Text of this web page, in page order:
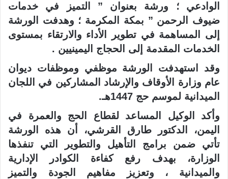
الوادعي ؛ ورشة بعنوان ” التميز في خدمات
ضيوف الرحمن ” بمكة المكرمة ؛ وهدفت الورشة
إلى المساهمة في تطوير الأداء والارتقاء بمستوى
الخدمات المقدمة إلى الحجاج اليمينيين .
وقد استهدفت الورشة موظفي وموظفات ديوان
عام وزارة الأوقاف والإرشاد المشاركين في اللجان
الميدانية لموسم حج 1447هـ.
وأكد الوكيل المساعد لقطاع الحج والعمرة في
اليمن، الدكتور طارق القرشي، أن هذه الورشة
تأتي ضمن برامج التأهيل والتطوير التي تنفذها
الوزارة، بهدف رفع كفاءة الكوادر الإدارية
والميدانية ، وتعزيز مفاهيم الجودة والتميز